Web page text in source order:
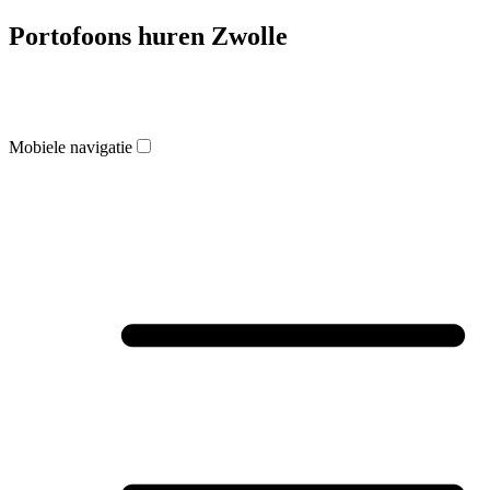
Portofoons huren Zwolle
Mobiele navigatie